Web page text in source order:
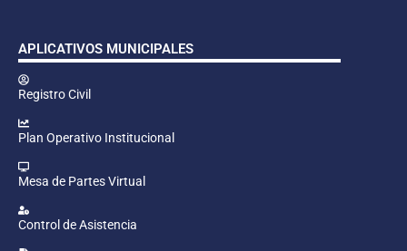
APLICATIVOS MUNICIPALES
Registro Civil
Plan Operativo Institucional
Mesa de Partes Virtual
Control de Asistencia